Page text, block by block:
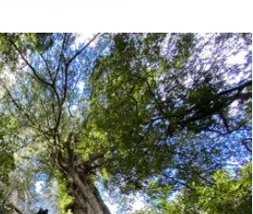
成破壞。不幸的是，人類是一個躁動
不包括南極洲）與將近90%的海洋，
。僅在1993年至2009年間，世界各地
場的荒野，總面積就比印度還大。沒
為，我們為了農業與發展對全球景觀